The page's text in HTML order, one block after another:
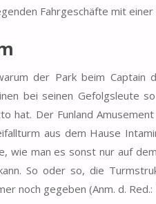
Fahrgeschäfte mit
der Park beim Captain
bei seinen Gefolgsleute
hat. Der Funland
aus dem Hause
wie man es sonst nur auf
So oder so, die
noch gegeben (Anm. d.